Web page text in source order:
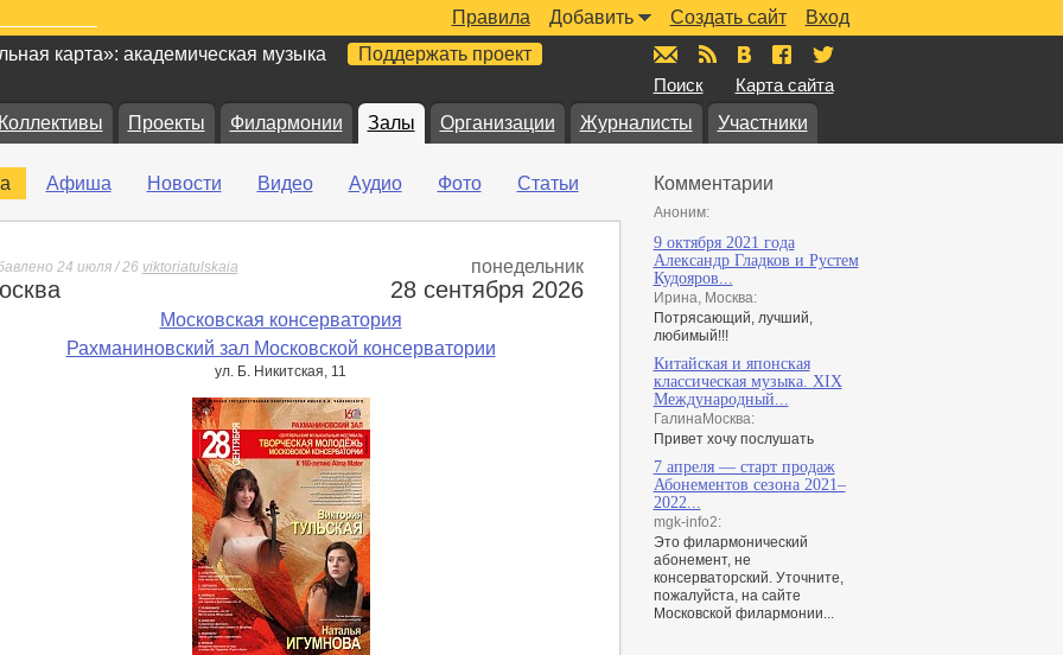
Вход
Создать сайт
Добавить
Правила
карта»: академическая музыка
Поддержать проект
Поиск
Карта сайта
Проекты Филармонии Залы Организации Журналисты Участники
Афиша Новости Видео Аудио Фото Статьи
24 июля / 26 viktoriatulskaia понедельник
28 сентября 2026
Московская консерватория
Рахманиновский зал Московской консерватории
ул. Б. Никитская, 11
Комментарии
Аноним:
9 октября 2021 года
Александр Гладков и Рустем
Кудояров...
Ирина, Москва:
Потрясающий, лучший,
любимый!!!
Китайская и японская
классическая музыка. XIX
Международный...
ГалинаМосква:
Привет хочу послушать
7 апреля — старт продаж
Абонементов сезона 2021–
2022...
mgk-info2:
Это филармонический
абонемент, не
консерваторский. Уточните,
пожалуйста, на сайте
Московской филармонии...